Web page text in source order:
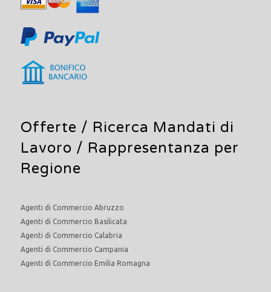
Offerte / Ricerca Mandati di
Lavoro / Rappresentanza per
Regione
Agenti di Commercio Abruzzo
Agenti di Commercio Basilicata
Agenti di Commercio Calabria
Agenti di Commercio Campania
Agenti di Commercio Emilia Romagna